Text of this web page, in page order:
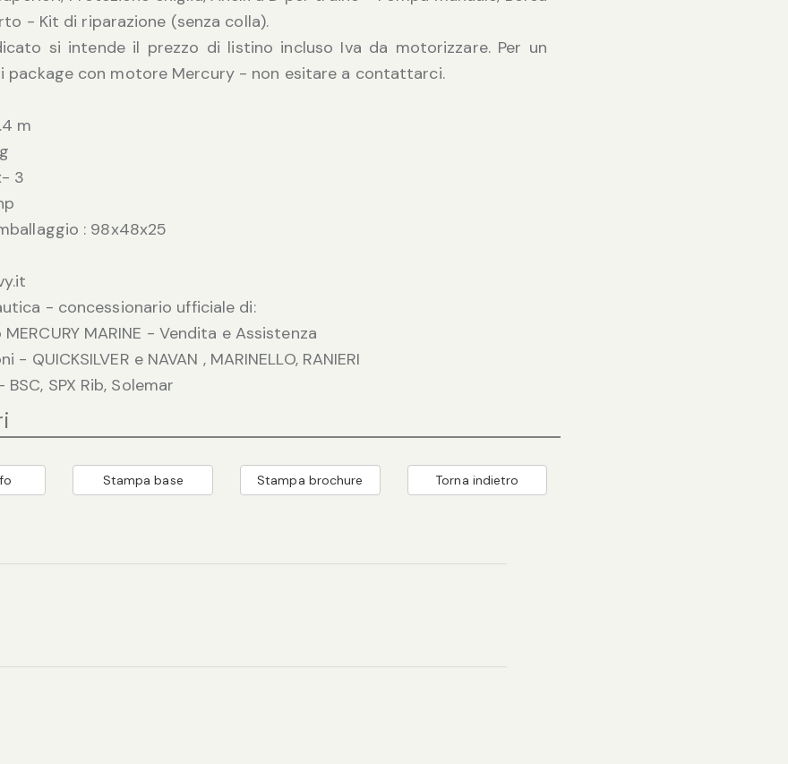
- Kit di riparazione (senza colla).
si intende il prezzo di listino incluso Iva da motorizzare. Per un
package con motore Mercury - non esitare a contattarci.
m
3
: 98x48x25
- concessionario ufficiale di:
MARINE - Vendita e Assistenza
- QUICKSILVER e NAVAN , MARINELLO, RANIERI
SPX Rib, Solemar
Stampa base Stampa brochure Torna indietro